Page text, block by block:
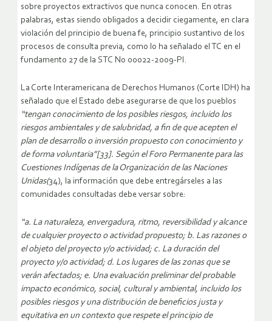
sobre proyectos extractivos que nunca conocen. En otras
palabras, estas siendo obligados a decidir ciegamente, en clara
violación del principio de buena fe, principio sustantivo de los
procesos de consulta previa, como lo ha señalado el TC en el
fundamento 27 de la STC No 00022-2009-PI.
La Corte Interamericana de Derechos Humanos (Corte IDH) ha
señalado que el Estado debe asegurarse de que los pueblos
“tengan conocimiento de los posibles riesgos, incluido los
riesgos ambientales y de salubridad, a fin de que acepten el
plan de desarrollo o inversión propuesto con conocimiento y
de forma voluntaria”[33]. Según el Foro Permanente para las
Cuestiones Indígenas de la Organización de las Naciones
Unidas(34), la información que debe entregárseles a las
comunidades consultadas debe versar sobre:
“a. La naturaleza, envergadura, ritmo, reversibilidad y alcance
de cualquier proyecto o actividad propuesto; b. Las razones o
el objeto del proyecto y/o actividad; c. La duración del
proyecto y/o actividad; d. Los lugares de las zonas que se
verán afectados; e. Una evaluación preliminar del probable
impacto económico, social, cultural y ambiental, incluido los
posibles riesgos y una distribución de beneficios justa y
equitativa en un contexto que respete el principio de